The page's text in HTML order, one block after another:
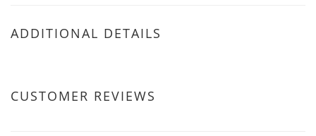
ADDITIONAL DETAILS
CUSTOMER REVIEWS